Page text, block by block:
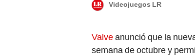
Videojuegos LR
Valveanunció que la
semana de octubre y